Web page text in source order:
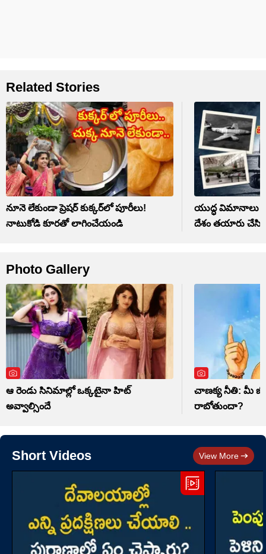
Related Stories
నూనె లేకుండా ప్రెషర్ కుక్కర్‌లో పూరీలు!
నాటుకోడి కూరతో లాగించేయండి
యుద్ధ విమానాలు
దేశం తయారు
Photo Gallery
ఆ రెండు సినిమాల్లో ఒక్కటైనా హిట్
అవ్వాల్సిందే
చాణక్య నీతి: మీ
రాబోతుందా?
Short Videos View More